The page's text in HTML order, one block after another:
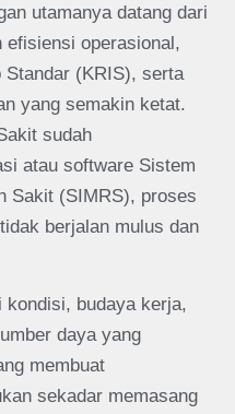
utamanya datang dari
efisiensi operasional,
Standar (KRIS), serta
yang semakin ketat.
sudah
atau software Sistem
Sakit (SIMRS), proses
berjalan mulus dan
kondisi, budaya kerja,
daya yang
membuat
sekadar memasang